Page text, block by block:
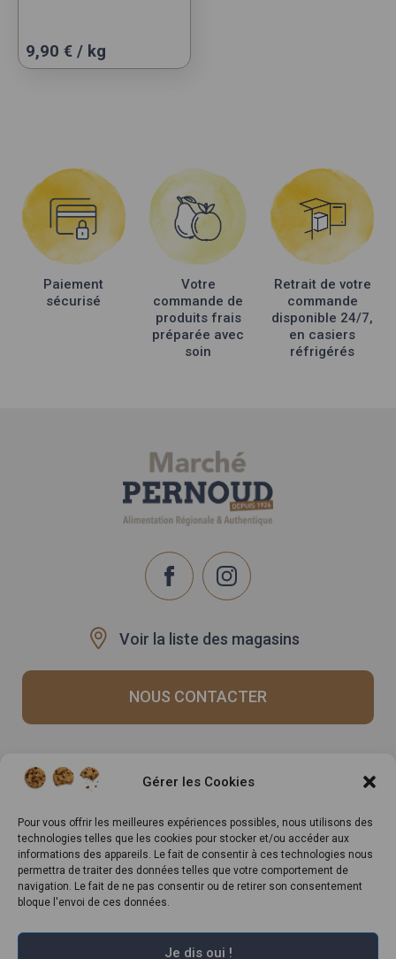
Gérer les Cookies
Pour vous offrir les meilleures expériences possibles, nous utilisons des
technologies telles que les cookies pour stocker et/ou accéder aux
informations des appareils. Le fait de consentir à ces technologies nous
permettra de traiter des données telles que votre comportement de
navigation. Le fait de ne pas consentir ou de retirer son consentement
bloque l'envoi de ces données.
Je dis oui !
sur
la
9,90 € / kg
Ce
produit
options
peuvent
être
choisies
sur
page
Paiement
sécurisé
Votre
commande de
produits frais
préparée avec
soin
Retrait de votre
commande
disponible 24/7,
en casiers
réfrigérés
Voir la liste des magasins
NOUS CONTACTER
Recrutement
Rappels produits
Inscrivez-vous à notre
newsletter